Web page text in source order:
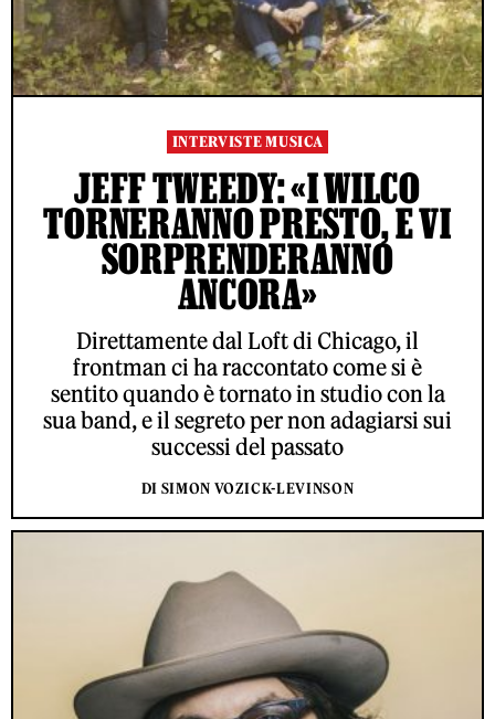
INTERVISTE MUSICA
JEFF TWEEDY: «I WILCO
TORNERANNO PRESTO, E VI
SORPRENDERANNO
ANCORA»
Direttamente dal Loft di Chicago, il
frontman ci ha raccontato come si è
sentito quando è tornato in studio con la
sua band, e il segreto per non adagiarsi sui
successi del passato
DI SIMON VOZICK-LEVINSON